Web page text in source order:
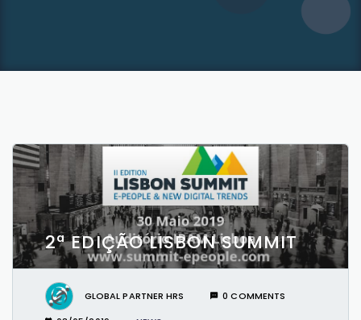
2ª EDIÇÃO LISBON SUMMIT
GLOBAL PARTNER HRS 0 COMMENTS